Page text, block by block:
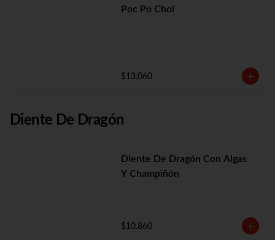
Poc Po Choi
$13.060
Diente De Dragón
Diente De Dragón Con Algas
Y Champiñón
$10.860